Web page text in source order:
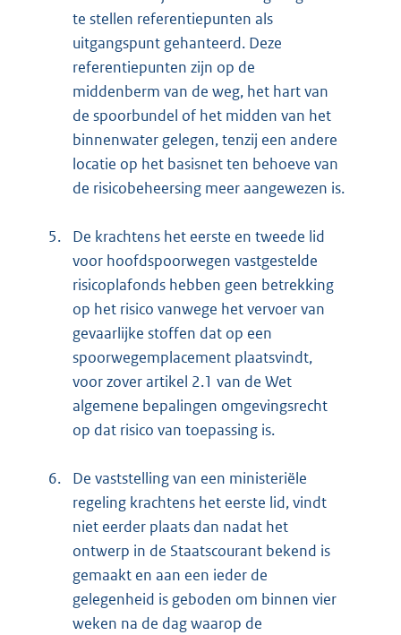
te stellen referentiepunten als
uitgangspunt gehanteerd. Deze
referentiepunten zijn op de
middenberm van de weg, het hart van
de spoorbundel of het midden van het
binnenwater gelegen, tenzij een andere
locatie op het basisnet ten behoeve van
de risicobeheersing meer aangewezen is.
5.
De krachtens het eerste en tweede lid
voor hoofdspoorwegen vastgestelde
risicoplafonds hebben geen betrekking
op het risico vanwege het vervoer van
gevaarlijke stoffen dat op een
spoorwegemplacement plaatsvindt,
voor zover artikel 2.1 van de Wet
algemene bepalingen omgevingsrecht
op dat risico van toepassing is.
6.
De vaststelling van een ministeriële
regeling krachtens het eerste lid, vindt
niet eerder plaats dan nadat het
ontwerp in de Staatscourant bekend is
gemaakt en aan een ieder de
gelegenheid is geboden om binnen vier
weken na de dag waarop de